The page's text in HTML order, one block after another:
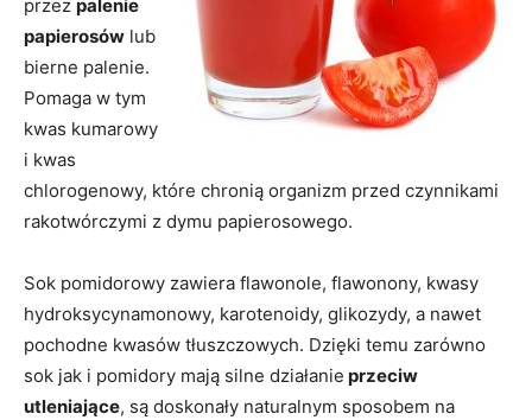
przez palenie
papierosów lub
bierne palenie.
Pomaga w tym
kwas kumarowy
i kwas
chlorogenowy, które chronią organizm przed czynnikami
rakotwórczymi z dymu papierosowego.
Sok pomidorowy zawiera flawonole, flawonony, kwasy
hydroksycynamonowy, karotenoidy, glikozydy, a nawet
pochodne kwasów tłuszczowych. Dzięki temu zarówno
sok jak i pomidory mają silne działanie przeciw
utleniające, są doskonały naturalnym sposobem na